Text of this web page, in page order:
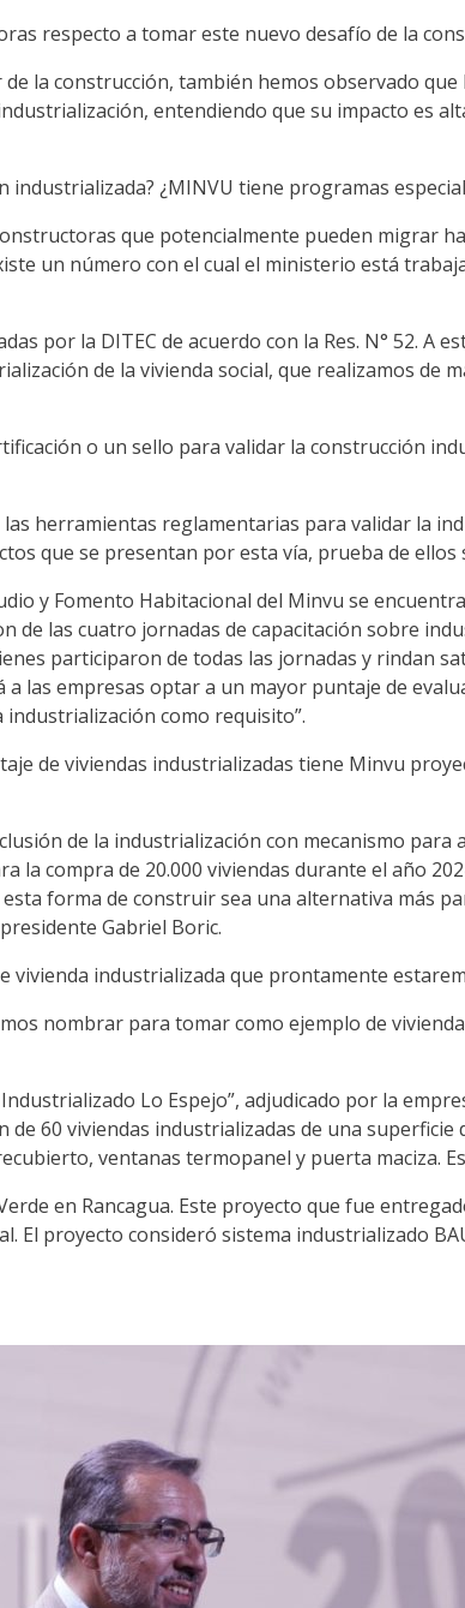
respecto a tomar este nuevo desafío de la
la construcción, también hemos observado
entendiendo que su impacto es
¿MINVU tiene programas
que potencialmente pueden migrar
un número con el cual el ministerio está
por la DITEC de acuerdo con la Res. N° 52. A
de la vivienda social, que realizamos de
o un sello para validar la construcción
las herramientas reglamentarias para validar la
que se presentan por esta vía, prueba de ellos
y Fomento Habitacional del Minvu se
de las cuatro jornadas de capacitación sobre
participaron de todas las jornadas y rindan
las empresas optar a un mayor puntaje de
como requisito”.
de viviendas industrializadas tiene Minvu
de la industrialización con mecanismo
la compra de 20.000 viviendas durante el año
forma de construir sea una alternativa más
Gabriel Boric.
vivienda industrializada que prontamente
nombrar para tomar como ejemplo de
Lo Espejo”, adjudicado por la
60 viviendas industrializadas de una
ventanas termopanel y puerta maciza.
en Rancagua. Este proyecto que fue
El proyecto consideró sistema industrializado